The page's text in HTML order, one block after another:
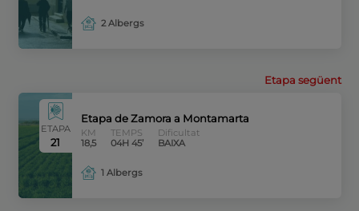
2 Albergs
Etapa següent
ETAPA
21
Etapa de Zamora a Montamarta
KM
18,5
TEMPS
04H 45’
Dificultat
BAIXA
1 Albergs